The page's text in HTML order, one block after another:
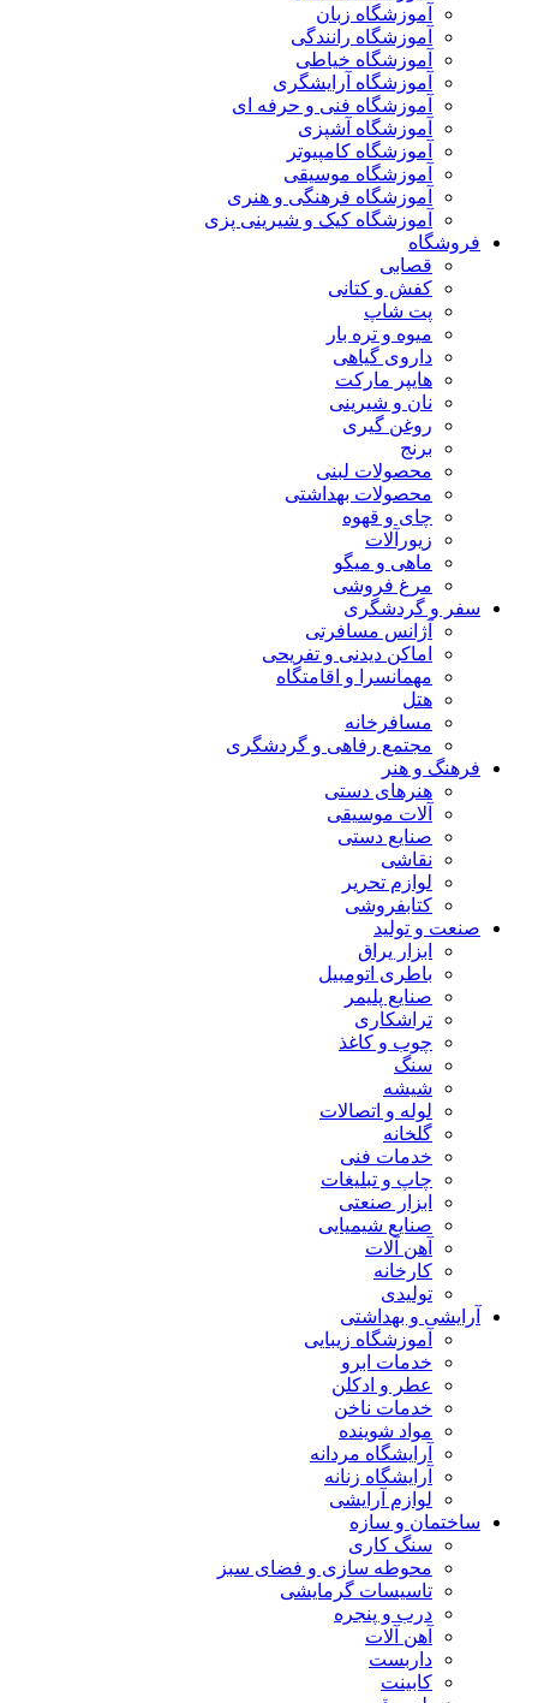
آموزشگاه زبان
آموزشگاه رانندگی
آموزشگاه خیاطی
آموزشگاه آرایشگری
آموزشگاه فنی و حرفه ای
آموزشگاه آشپزی
آموزشگاه کامپیوتر
آموزشگاه موسیقی
آموزشگاه فرهنگی و هنری
آموزشگاه کیک و شیرینی پزی
فروشگاه
قصابی
کفش و کتانی
پت شاپ
میوه و تره بار
داروی گیاهی
هایپر مارکت
نان و شیرینی
روغن گیری
برنج
محصولات لبنی
محصولات بهداشتی
چای و قهوه
زیورآلات
ماهی و میگو
مرغ فروشی
سفر و گردشگری
آژانس مسافرتی
اماکن دیدنی و تفریحی
مهمانسرا و اقامتگاه
هتل
مسافرخانه
مجتمع رفاهی و گردشگری
فرهنگ و هنر
هنرهای دستی
آلات موسیقی
صنایع دستی
نقاشی
لوازم تحریر
کتابفروشی
صنعت و تولید
ابزار یراق
باطری اتومبیل
صنایع پلیمر
تراشکاری
چوب و کاغذ
سنگ
شیشه
لوله و اتصالات
گلخانه
خدمات فنی
چاپ و تبلیغات
ابزار صنعتی
صنایع شیمیایی
آهن آلات
کارخانه
تولیدی
آرایشی و بهداشتی
آموزشگاه زیبایی
خدمات ابرو
عطر و ادکلن
خدمات ناخن
مواد شوینده
آرایشگاه مردانه
آرایشگاه زنانه
لوازم آرایشی
ساختمان و سازه
سنگ کاری
محوطه سازی و فضای سبز
تاسیسات گرمایشی
درب و پنجره
آهن آلات
داربست
کابینت